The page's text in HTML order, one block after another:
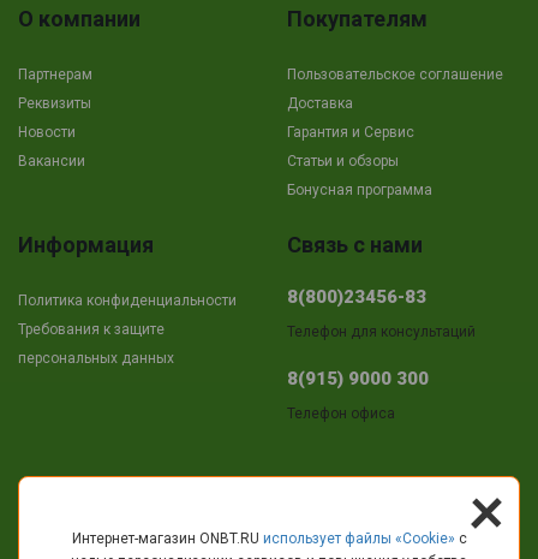
О компании
Партнерам
Реквизиты
Новости
Вакансии
Покупателям
Пользовательское соглашение
Доставка
Гарантия и Сервис
Cтатьи и обзоры
Бонусная программа
Информация
Политика конфиденциальности
Требования к защите
персональных данных
Связь с нами
8(800)23456-83
Телефон для консультаций
8(915) 9000 300
Телефон офиса
+
Интернет-магазин ONBT.RU использует файлы «Сookie» с